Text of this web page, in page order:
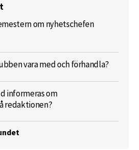
om nyhetschefen
vara med och förhandla?
informeras om
redaktionen?